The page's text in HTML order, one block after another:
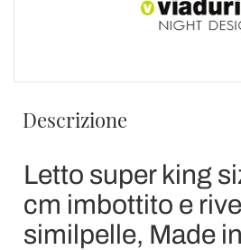
Descrizione
Letto super king
cm imbottito e
similpelle, Made